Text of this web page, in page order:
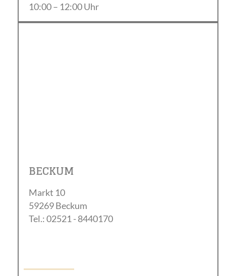
10:00 – 12:00 Uhr
BECKUM
Markt 10
59269 Beckum
Tel.: 02521 - 8440170